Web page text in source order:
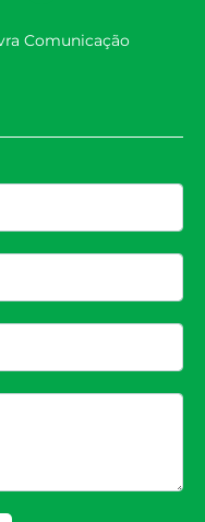
Comunicação